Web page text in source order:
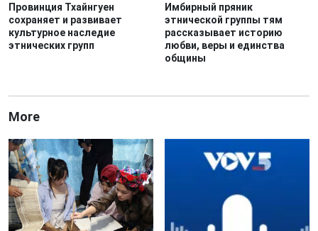
Провинция Тхайнгуен
сохраняет и развивает
культурное наследие
этнических групп
Имбирный пряник
этнической группы тям
рассказывает историю
любви, веры и единства
общины
More